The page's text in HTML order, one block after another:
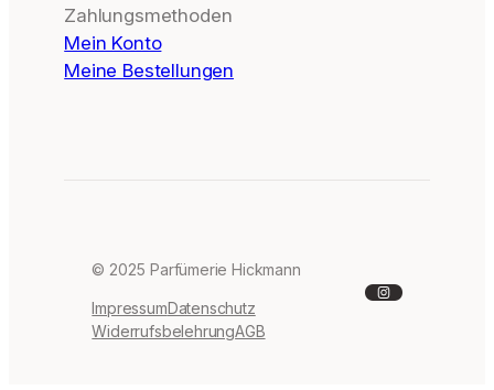
Zahlungsmethoden
Mein Konto
Meine Bestellungen
© 2025 Parfümerie Hickmann
ImpressumDatenschutz
WiderrufsbelehrungAGB
Instagram